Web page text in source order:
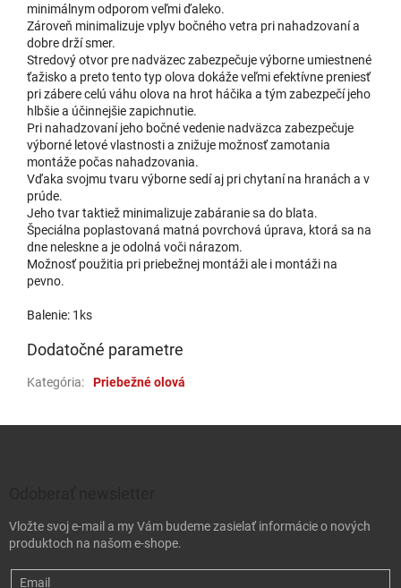
minimálnym odporom veľmi ďaleko.
Zároveň minimalizuje vplyv bočného vetra pri nahadzovaní a
dobre drží smer.
Stredový otvor pre nadväzec zabezpečuje výborne umiestnené
ťažisko a preto tento typ olova dokáže veľmi efektívne preniesť
pri zábere celú váhu olova na hrot háčika a tým zabezpečí jeho
hlbšie a účinnejšie zapichnutie.
Pri nahadzovaní jeho bočné vedenie nadväzca zabezpečuje
výborné letové vlastnosti a znižuje možnosť zamotania
montáže počas nahadzovania.
Vďaka svojmu tvaru výborne sedí aj pri chytaní na hranách a v
prúde.
Jeho tvar taktiež minimalizuje zabáranie sa do blata.
Špeciálna poplastovaná matná povrchová úprava, ktorá sa na
dne neleskne a je odolná voči nárazom.
Možnosť použitia pri priebežnej montáži ale i montáži na
pevno.
Balenie: 1ks
Dodatočné parametre
Kategória: Priebežné olová
Vložte svoj e-mail a my Vám budeme zasielať informácie o nových
produktoch na našom e-shope.
Email